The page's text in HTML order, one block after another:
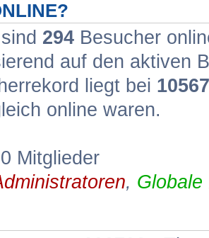
294 Besucher
auf den aktiven
liegt bei 10567
online waren.
Mitglieder
, Globale